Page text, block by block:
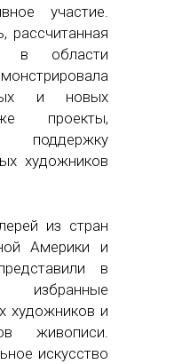
участие.
рассчитанная
в области
и новых
проекты,
поддержку
художников
из стран
Америки и
в
художников и
живописи.
искусство